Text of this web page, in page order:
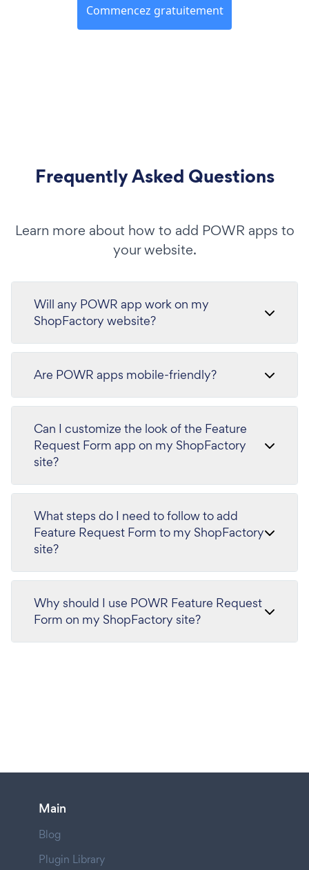
Commencez gratuitement
Frequently Asked Questions
Learn more about how to add POWR apps to
your website.
Will any POWR app work on my
ShopFactory website?
Are POWR apps mobile-friendly?
Can I customize the look of the Feature
Request Form app on my ShopFactory
site?
What steps do I need to follow to add
Feature Request Form to my ShopFactory
site?
Why should I use POWR Feature Request
Form on my ShopFactory site?
Main
Blog
Plugin Library